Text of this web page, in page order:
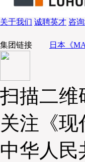
减少人工投入，排
本项目的客户是
木牛流马已为其提
地交付AGV近60余
通过近5年的不
目前已在中国20多
电子电力、机械制
关于我们 诚聘英才 咨
集团链接 日本《
扫描二维
关注《
中华人